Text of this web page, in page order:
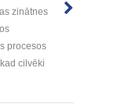
zinātnes
procesos
cilvēki